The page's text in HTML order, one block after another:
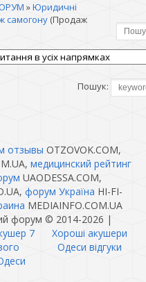
»Юридичні
самогону (Продаж
Пошук:
отзывы OTZOVOK.COM,
медицинский рейтинг
UAODESSA.COM,
форум Україна HI-FI-
MEDIAINFO.COM.UA
форум © 2014-2026 |
7
Хороші акушери
Одеси відгуки